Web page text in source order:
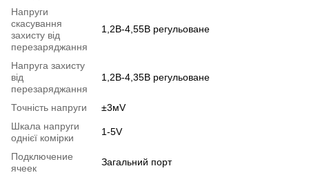
Напруги
скасування
захисту від
перезаряджання
1,2В-4,55В регульоване
Напруга захисту
від
перезаряджання
1,2В-4,35В регульоване
Точність напруги
±3мV
Шкала напруги
однієї комірки
1-5V
Подключение
ячеек
Загальний порт